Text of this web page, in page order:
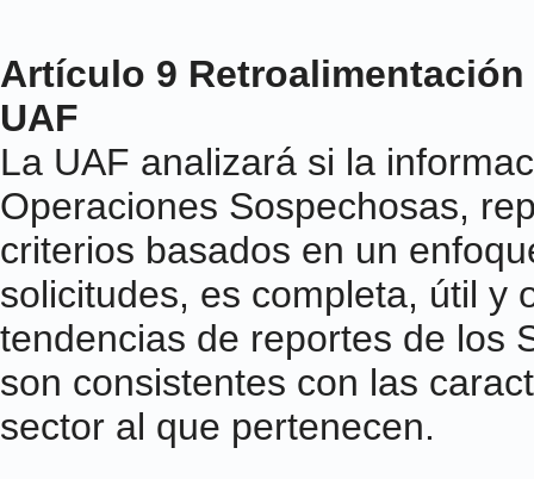
Artículo 9
UAF
La UAF analizará si la
Operaciones Sospechosas,
criterios basados en un
solicitudes, es completa, útil y
tendencias de reportes de los
son consistentes con las
sector al que pertenecen.